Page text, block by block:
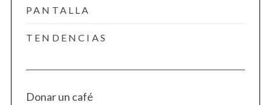
PANTALLA
TENDENCIAS
Donar un café